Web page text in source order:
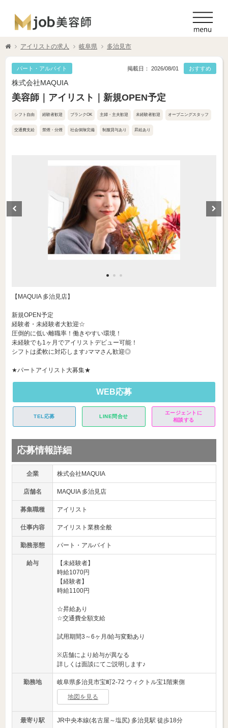
アイリストの求人 岐阜県 多治見市
パート・アルバイト おすすめ
掲載日： 2026/08/01
株式会社MAQUIA
美容師｜アイリスト｜新規OPEN予定
シフト自由 経験者歓迎 ブランクOK 主婦・主夫歓迎 未経験者歓迎 オープニングスタッフ
交通費支給 禁煙・分煙 社会保険完備 制服貸与あり 昇給あり
【MAQUIA 多治見店】
新規OPEN予定
経験者・未経験者大歓迎☆
圧倒的に低い離職率！働きやすい環境！
未経験でも1ヶ月でアイリストデビュー可能！
シフトは柔軟に対応します♪ママさん歓迎◎
★パートアイリスト大募集★
WEB応募
TEL応募 LINE問合せ
エージェントに
相談する
応募情報詳細
企業 株式会社MAQUIA
店舗名 MAQUIA 多治見店
募集職種 アイリスト
仕事内容 アイリスト業務全般
勤務形態 パート・アルバイト
給与
【未経験者】
時給1070円
【経験者】
時給1100円
☆昇給あり
☆交通費全額支給
試用期間3～6ヶ月/給与変動あり
※店舗により給与が異なる
詳しくは面談にてご説明します♪
勤務地 岐阜県多治見市宝町2-72 ウィクトル宝1階東側
地図を見る
最寄り駅 JR中央本線(名古屋～塩尻) 多治見駅 徒歩18分